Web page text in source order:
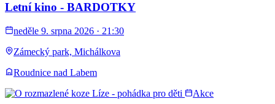
Letní kino - BARDOTKY
neděle 9. srpna 2026 · 21:30
Zámecký park, Michálkova
Roudnice nad Labem
Akce